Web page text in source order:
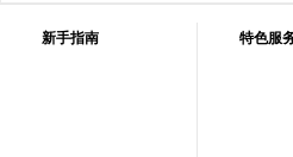
新手指南 特色服